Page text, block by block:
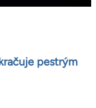
pestrým